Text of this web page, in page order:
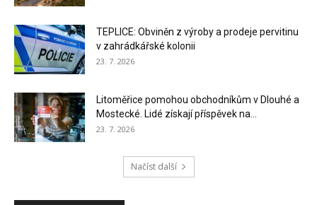
TEPLICE: Obviněn z výroby a prodeje pervitinu
v zahrádkářské kolonii
23. 7. 2026
Litoměřice pomohou obchodníkům v Dlouhé a
Mostecké. Lidé získají příspěvek na...
23. 7. 2026
Načíst další